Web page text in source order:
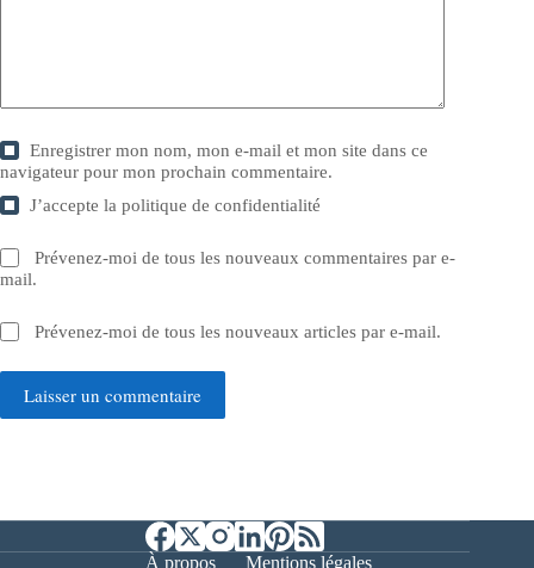
Enregistrer mon nom, mon e-mail et mon site dans ce
navigateur pour mon prochain commentaire.
J’accepte lapolitique de confidentialité
Prévenez-moi de tous les nouveaux commentaires par e-
mail.
Prévenez-moi de tous les nouveaux articles par e-mail.
Laisser un commentaire
À propos Mentions légales